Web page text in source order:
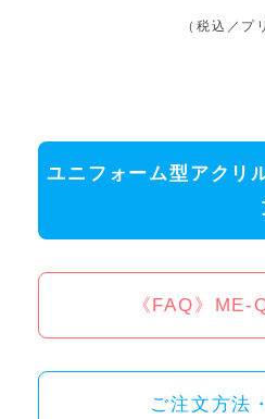
（税込／プ
ユニフォーム型アクリ
《FAQ》ME-
ご注文方法